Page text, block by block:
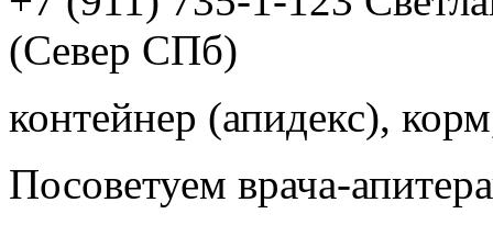
(Север СПб)
контейнер (апидекс),
Посоветуем врача-